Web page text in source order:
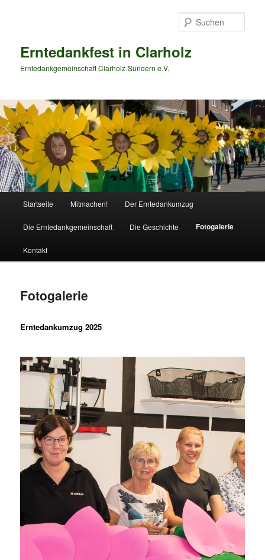
Erntedankfest in Clarholz
Erntedankgemeinschaft Clarholz-Sundern e.V.
Startseite Mitmachen! Der Erntedankumzug
Die Erntedankgemeinschaft Die Geschichte Fotogalerie
Kontakt
Fotogalerie
Erntedankumzug 2025